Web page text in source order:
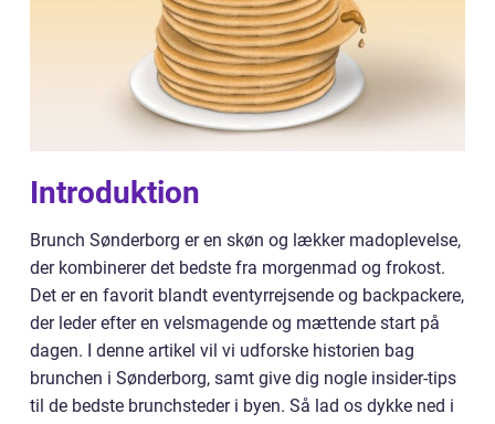
Introduktion
Brunch Sønderborg er en skøn og lækker madoplevelse,
der kombinerer det bedste fra morgenmad og frokost.
Det er en favorit blandt eventyrrejsende og backpackere,
der leder efter en velsmagende og mættende start på
dagen. I denne artikel vil vi udforske historien bag
brunchen i Sønderborg, samt give dig nogle insider-tips
til de bedste brunchsteder i byen. Så lad os dykke ned i